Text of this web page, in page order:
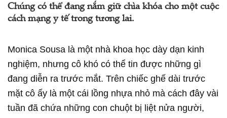
Chúng có thể đang nắm giữ chìa khóa cho một cuộc
cách mạng y tế trong tương lai.
Monica Sousa là một nhà khoa học dày dạn kinh
nghiệm, nhưng cô khó có thể tin được những gì
đang diễn ra trước mắt. Trên chiếc ghế dài trước
mặt cô ấy là một cái lồng nhựa nhỏ mà cách đây vài
tuần đã chứa những con chuột bị liệt nửa người,